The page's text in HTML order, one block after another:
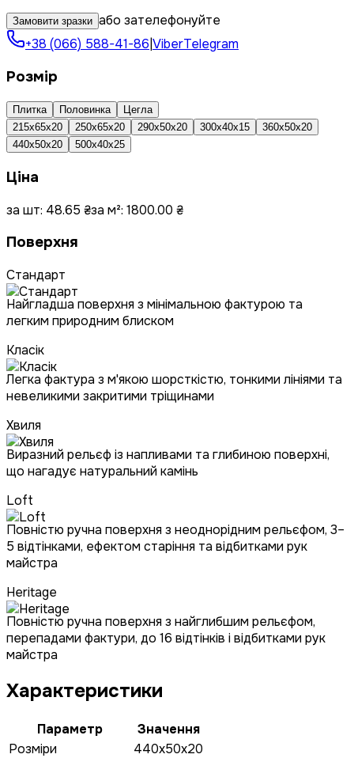
Замовити зразки або зателефонуйте
+38 (066) 588-41-86 ViberTelegram
Розмір
Плитка Половинка
Цегла
215x65x20
250x65x20 290x50x20 300x40x15
360x50x20
440x50x20
500x40x25
Ціна
за шт: 48.65 ₴за м²: 1800.00 ₴
Поверхня
Стандарт
Найгладша поверхня з мінімальною фактурою та
легким природним блиском
Класік
Легка фактура з м'якою шорсткістю, тонкими лініями та
невеликими закритими тріщинами
Хвиля
Виразний рельєф із напливами та глибиною поверхні,
що нагадує натуральний камінь
Loft
Повністю ручна поверхня з неоднорідним рельєфом, 3–
5 відтінками, ефектом старіння та відбитками рук
майстра
Heritage
Повністю ручна поверхня з найглибшим рельєфом,
перепадами фактури, до 16 відтінків і відбитками рук
майстра
Характеристики
Параметр
Значення
Розміри
440x50x20